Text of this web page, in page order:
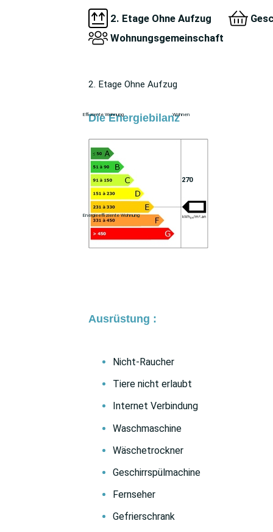
2. Etage Ohne Aufzug
Wohnungsgemeinschaft
2. Etage Ohne Aufzug
Die Energiebilanz
270
Effiziente Wohnung Wohnen
Energieeffiziente Wohnung
Ausrüstung :
Nicht-Raucher
Tiere nicht erlaubt
Internet Verbindung
Waschmaschine
Wäschetrockner
Geschirrspülmachine
Fernseher
Gefrierschrank